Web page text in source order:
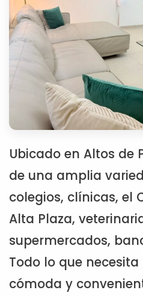
Ubicado en Altos de
de una amplia
colegios, clínicas, el
Alta Plaza,
supermercados,
Todo lo que
cómoda y